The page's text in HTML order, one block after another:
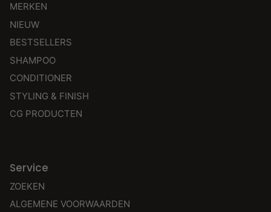
MERKEN
NIEUW
BESTSELLERS
SHAMPOO
CONDITIONER
STYLING & FINISH
CG PRODUCTEN
Service
ZOEKEN
ALGEMENE VOORWAARDEN